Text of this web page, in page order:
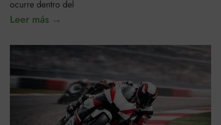
ocurre dentro del
Leer más →